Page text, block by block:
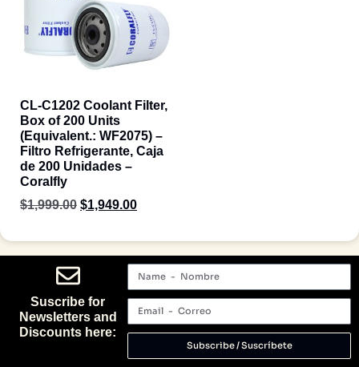
CL-C1202 Coolant Filter,
Box of 200 Units
(Equivalent.: WF2075) –
Filtro Refrigerante, Caja
de 200 Unidades –
Coralfly
$1,999.00 $1,949.00
Suscribe for
Newsletters and
Discounts here:
Subscribe / Suscríbete